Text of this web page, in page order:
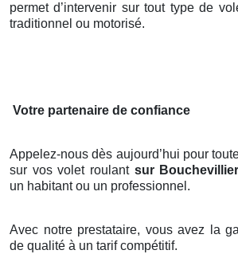
permet d’intervenir sur tout type de
traditionnel ou motorisé.
Votre partenaire de confiance
Appelez-nous dès aujourd’hui pour
sur vos volet roulant sur
un habitant ou un professionnel.
Avec notre prestataire, vous avez la
de qualité à un tarif compétitif.